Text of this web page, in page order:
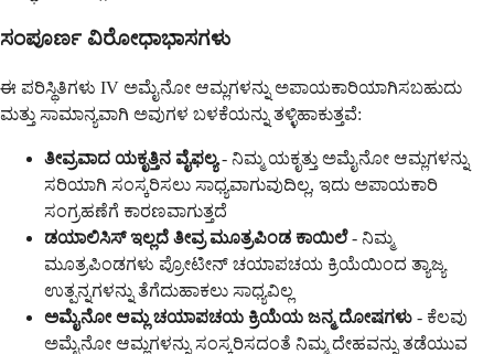
ಸಂಪೂರ್ಣ ವಿರೋಧಾಭಾಸಗಳು
ಈ ಪರಿಸ್ಥಿತಿಗಳು IV ಅಮೈನೋ ಆಮ್ಲಗಳನ್ನು ಅಪಾಯಕಾರಿಯಾಗಿಸಬಹುದು
ಮತ್ತು ಸಾಮಾನ್ಯವಾಗಿ ಅವುಗಳ ಬಳಕೆಯನ್ನು ತಳ್ಳಿಹಾಕುತ್ತವೆ:
ತೀವ್ರವಾದ ಯಕೃತ್ತಿನ ವೈಫಲ್ಯ- ನಿಮ್ಮ ಯಕೃತ್ತು ಅಮೈನೋ ಆಮ್ಲಗಳನ್ನು
ಸರಿಯಾಗಿ ಸಂಸ್ಕರಿಸಲು ಸಾಧ್ಯವಾಗುವುದಿಲ್ಲ, ಇದು ಅಪಾಯಕಾರಿ
ಸಂಗ್ರಹಣೆಗೆ ಕಾರಣವಾಗುತ್ತದೆ
ಡಯಾಲಿಸಿಸ್ ಇಲ್ಲದೆ ತೀವ್ರ ಮೂತ್ರಪಿಂಡ ಕಾಯಿಲೆ- ನಿಮ್ಮ
ಮೂತ್ರಪಿಂಡಗಳು ಪ್ರೋಟೀನ್ ಚಯಾಪಚಯ ಕ್ರಿಯೆಯಿಂದ ತ್ಯಾಜ್ಯ
ಉತ್ಪನ್ನಗಳನ್ನು ತೆಗೆದುಹಾಕಲು ಸಾಧ್ಯವಿಲ್ಲ
ಅಮೈನೋ ಆಮ್ಲ ಚಯಾಪಚಯ ಕ್ರಿಯೆಯ ಜನ್ಮ ದೋಷಗಳು - ಕೆಲವು
ಅಮೈನೋ ಆಮ್ಲಗಳನ್ನು ಸಂಸ್ಕರಿಸದಂತೆ ನಿಮ್ಮ ದೇಹವನ್ನು ತಡೆಯುವ